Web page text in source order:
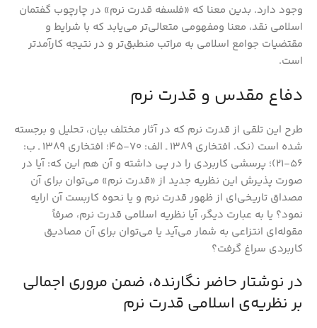
وجود دارد. بدین معنا که «فلسفه قدرت نرم» در چارچوب گفتمان
اسلامی نقد، معنا ومفهومی متعالی‌تر می‌یابد که با شرایط و
مقتضیات جوامع اسلامی به مراتب منطبق‌تر و در نتیجه کارآمدتر
است.
دفاع مقدس و قدرت نرم
طرح این تلقی از قدرت نرم که در آثار مختلف بیان، تحلیل و برجسته
شده است (نک. افتخاری ۱۳۸۹ ـ الف: ۷۰-۴۵؛ افتخاری ۱۳۸۹ ـ ب:
۵۶-۲۱)؛ پرسشی کاربردی را در پی داشته و آن هم این که: آیا در
صورت پذیرش این نظریه جدید از «قدرت نرم» می‌توان برای آن
مصداق تاریخی‌ای از ظهور قدرت نرم و یا نحوه کاربست آن ارایه
نمود؟ یا به عبارت دیگر، آیا نظریه اسلامی قدرت نرم، صرفاً
مقوله‌ای انتزاعی به شمار می‌آید یا می‌توان برای آن مصادیق
کاربردی سراغ گرفت؟
در نوشتار حاضر نگارنده، ضمن مروری اجمالی
بر نظریه‌ی اسلامی قدرت نرم